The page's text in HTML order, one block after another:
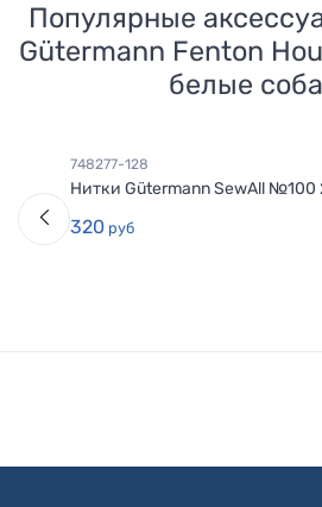
Популярные
Gütermann Fenton
белые
748277-128
Нитки Gütermann SewAll №100
320 руб